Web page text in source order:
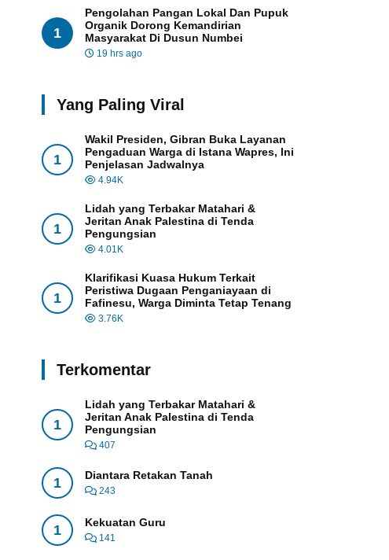
1
Pengolahan Pangan Lokal Dan Pupuk
Organik Dorong Kemandirian
Masyarakat Di Dusun Numbei
19 hrs ago
Yang Paling Viral
1
Wakil Presiden, Gibran Buka Layanan
Pengaduan Warga di Istana Wapres, Ini
Penjelasan Jadwalnya
4.94K
1
Lidah yang Terbakar Matahari &
Jeritan Anak Palestina di Tenda
Pengungsian
4.01K
1
Klarifikasi Kuasa Hukum Terkait
Peristiwa Dugaan Penganiayaan di
Fafinesu, Warga Diminta Tetap Tenang
3.76K
Terkomentar
1
Lidah yang Terbakar Matahari &
Jeritan Anak Palestina di Tenda
Pengungsian
407
1 Diantara Retakan Tanah
243
1 Kekuatan Guru
141